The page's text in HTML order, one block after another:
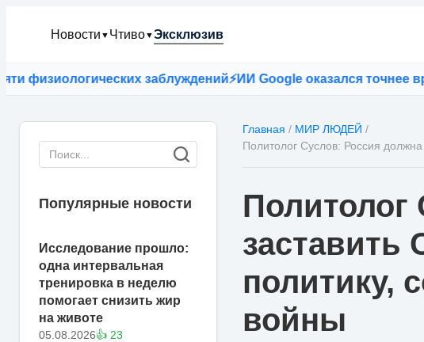
Новости ▼ Чтиво▼Эксклюзив
заблуждений⚡ИИ Google оказался точнее врачей
Популярные новости
Исследование прошло:
одна интервальная
тренировка в неделю
помогает снизить жир
на животе
05.08.2026👍 23
Главная / МИР ЛЮДЕЙ /
Политолог Суслов: Россия
Политолог
политику,
войны